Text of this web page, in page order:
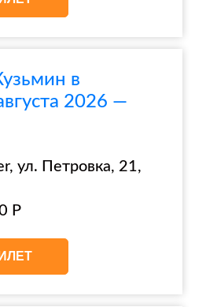
в
2026 —
ул. Петровка, 21,
Р